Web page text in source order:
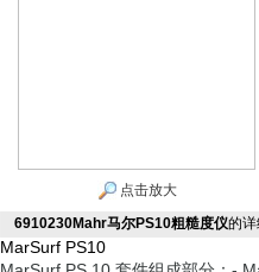
点击放大
6910230Mahr马尔PS10粗糙度仪的
MarSurf PS10